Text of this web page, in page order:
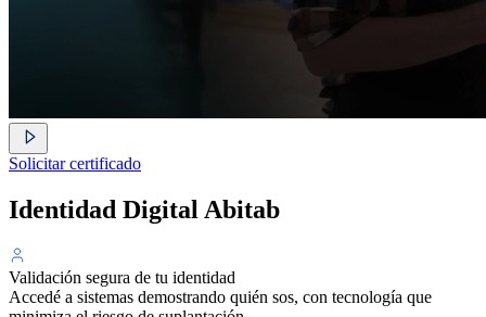
Solicitar certificado
Identidad Digital Abitab
Validación segura de tu identidad
Accedé a sistemas demostrando quién sos, con tecnología que